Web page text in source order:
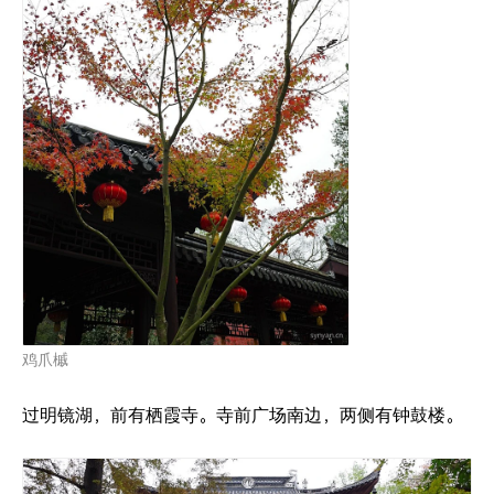
鸡爪槭
过明镜湖，前有栖霞寺。寺前广场南边，两侧有钟鼓楼。